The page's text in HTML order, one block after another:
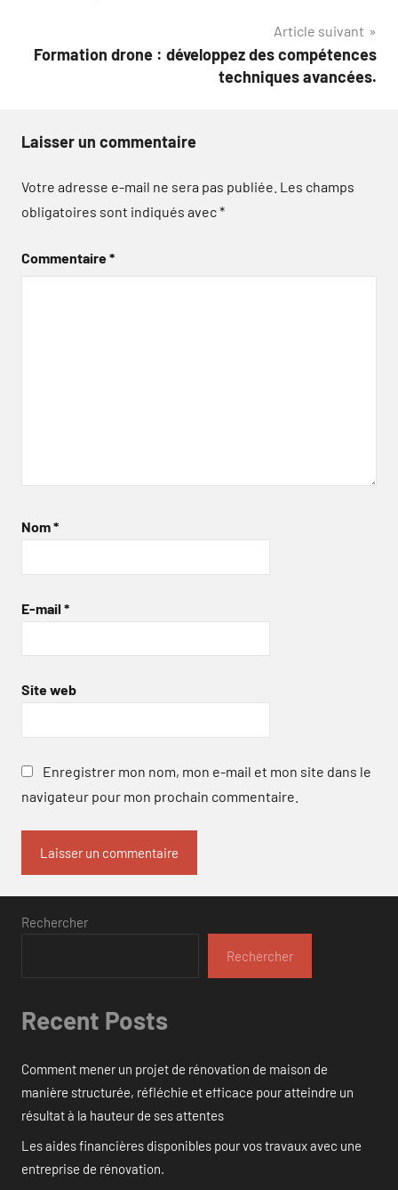
Article suivant
Formation drone : développez des compétences
techniques avancées.
Laisser un commentaire
Votre adresse e-mail ne sera pas publiée. Les champs
obligatoires sont indiqués avec*
Commentaire*
Nom*
E-mail *
Site web
Enregistrer mon nom, mon e-mail et mon site dans le
navigateur pour mon prochain commentaire.
Rechercher
Rechercher
Recent Posts
Comment mener un projet de rénovation de maison de
manière structurée, réfléchie et efficace pour atteindre un
résultat à la hauteur de ses attentes
Les aides financières disponibles pour vos travaux avec une
entreprise de rénovation.